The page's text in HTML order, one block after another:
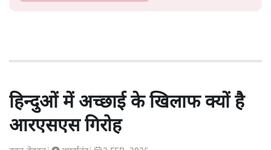
हिन्दुओं में अच्छाई के खिलाफ क्यों है
आरएसएस गिरोह